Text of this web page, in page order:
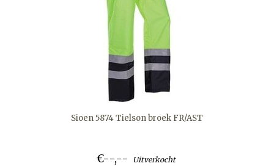
Sioen 5874 Tielson broek FR/AST
€--,-- Uitverkocht